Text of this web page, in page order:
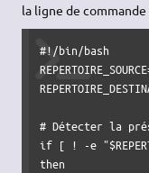
la ligne de commande
#!/bin/bash
# Détecter la
if [ ! -e
then